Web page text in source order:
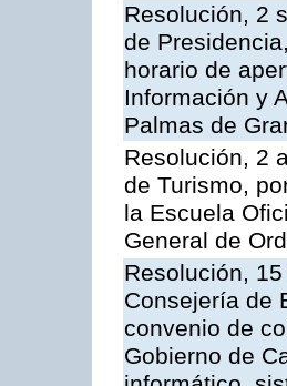
Resolución, 2
de
horario de
Información y
Palmas de
Resolución, 2
de Turismo,
la Escuela
General de
Resolución,
Consejería de
convenio de
Gobierno de